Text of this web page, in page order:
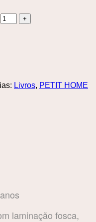
Livros, PETIT HOME
laminação fosca,